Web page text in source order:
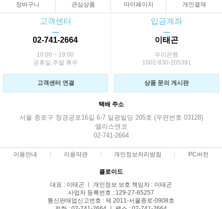
장바구니 관심상품 마이페이지 개인결재
고객센터
ㅡ
02-741-2664
10:00 ~ 19:00
공휴일,주말 휴무
입금계좌
ㅡ
이태곤
우리은행
1002-830-205391
고객센터 연결 상품 문의 게시판
택배 주소
서울 종로구 창경궁로16길 6-7 일광빌딩 205호 (우편번호 03128)
앨리스앤코
02-741-2664
이용안내 이용약관 개인정보처리방침 PC버전
클로이드
대표 : 이태곤 ㅣ 개인정보 보호 책임자 : 이태곤
사업자 등록번호 : 129-27-65257
통신판매업신고번호 : 제 2011-서울종로-0908호